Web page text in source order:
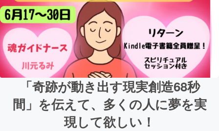
「奇跡が動き出す現実創造68秒
間」を伝えて、多くの人に夢を実
現して欲しい！